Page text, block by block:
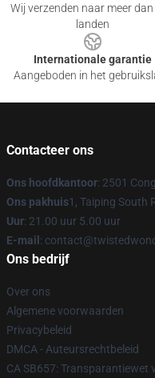
Wij verzenden naar meer
landen
Internationale garantie
Aangeboden in het
Contacteer ons
Ons hoofdkantoor: 2501
Ons pakhuis1, Taiping South
Uur: 21.00 uur 5.00 uur
E-mail :
Ons bedrijf
Over ons
Algemene voorwaarden
Privacybeleid
DMCA - Auteursrechtbeleid
CA SB657: Transparantiewet